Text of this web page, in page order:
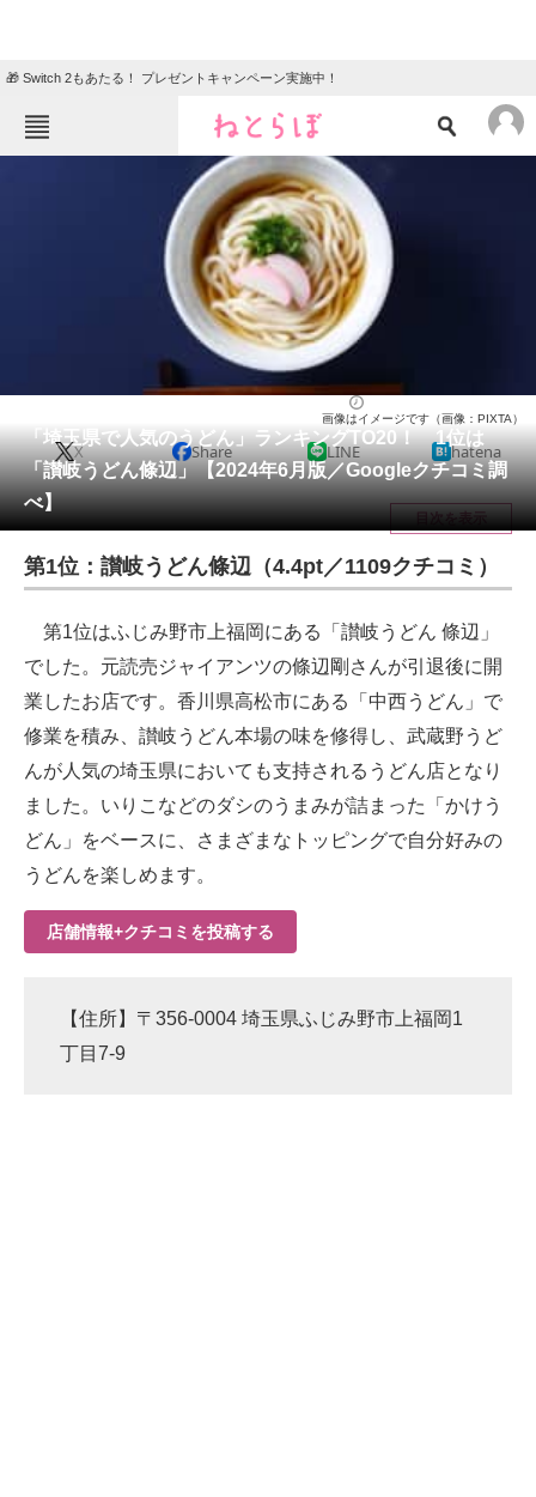
🎁 Switch 2もあたる！ プレゼントキャンペーン実施中！
ニュース
クイズ
地域
教育・育児
リサーチ
会員記事
メディア
注目記事を集めた総合ページ
ITの今と未来を見通す
スマホと通信の最新トレンド
進化するPCとデバイスの未来
好きが集まる 比べて選べる
ビジネスと働き方のヒント
AI活用のいまが分かる
ITエンジニア向け専門サイト
「埼玉県で人気のうどん」ランキングTO20！ 1位は
「讃岐うどん條辺」【2024年6月版／Googleクチコミ調
べ】
画像はイメージです（画像：PIXTA）
X Share LINE hatena
目次を表示
第1位：讃岐うどん條辺（4.4pt／1109クチコミ）
第1位はふじみ野市上福岡にある「讃岐うどん 條辺」
でした。元読売ジャイアンツの條辺剛さんが引退後に開
業したお店です。香川県高松市にある「中西うどん」で
修業を積み、讃岐うどん本場の味を修得し、武蔵野うど
んが人気の埼玉県においても支持されるうどん店となり
ました。いりこなどのダシのうまみが詰まった「かけう
どん」をベースに、さまざまなトッピングで自分好みの
うどんを楽しめます。
店舗情報+クチコミを投稿する
【住所】〒356-0004 埼玉県ふじみ野市上福岡1
丁目7-9